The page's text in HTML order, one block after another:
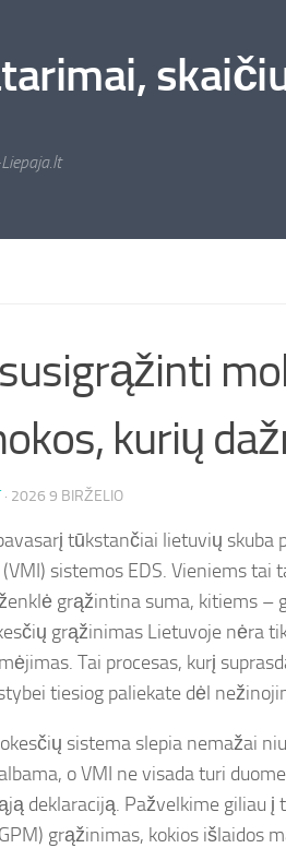
kurių
· 2026 9 BIRŽELIO
tūkstančiai lietuvių skuba
sistemos EDS. Vieniems
grąžintina suma, kitiems –
grąžinimas Lietuvoje nėra
Tai procesas, kurį
tiesiog paliekate dėl
sistema slepia nemažai
o VMI ne visada turi
deklaraciją. Pažvelkime giliau į
grąžinimas, kokios išlaidos